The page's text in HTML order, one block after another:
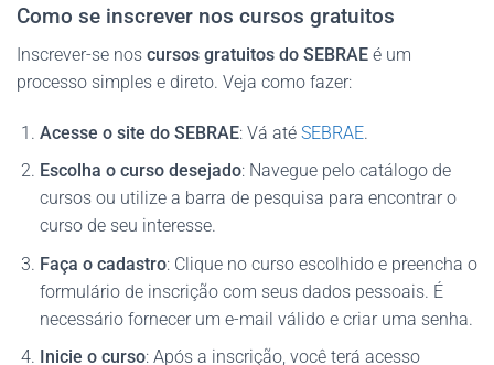
Como se inscrever nos cursos gratuitos
Inscrever-se nos cursos gratuitos do SEBRAE é um
processo simples e direto. Veja como fazer:
Acesse o site do SEBRAE: Vá até SEBRAE.
Escolha o curso desejado: Navegue pelo catálogo de
cursos ou utilize a barra de pesquisa para encontrar o
curso de seu interesse.
Faça o cadastro: Clique no curso escolhido e preencha o
formulário de inscrição com seus dados pessoais. É
necessário fornecer um e-mail válido e criar uma senha.
Inicie o curso: Após a inscrição, você terá acesso